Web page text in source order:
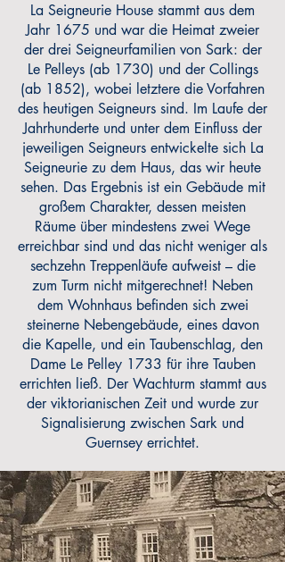
La Seigneurie House stammt aus dem
Jahr 1675 und war die Heimat zweier
der drei Seigneurfamilien von Sark: der
Le Pelleys (ab 1730) und der Collings
(ab 1852), wobei letztere die Vorfahren
des heutigen Seigneurs sind. Im Laufe der
Jahrhunderte und unter dem Einfluss der
jeweiligen Seigneurs entwickelte sich La
Seigneurie zu dem Haus, das wir heute
sehen. Das Ergebnis ist ein Gebäude mit
großem Charakter, dessen meisten
Räume über mindestens zwei Wege
erreichbar sind und das nicht weniger als
sechzehn Treppenläufe aufweist – die
zum Turm nicht mitgerechnet! Neben
dem Wohnhaus befinden sich zwei
steinerne Nebengebäude, eines davon
die Kapelle, und ein Taubenschlag, den
Dame Le Pelley 1733 für ihre Tauben
errichten ließ. Der Wachturm stammt aus
der viktorianischen Zeit und wurde zur
Signalisierung zwischen Sark und
Guernsey errichtet.